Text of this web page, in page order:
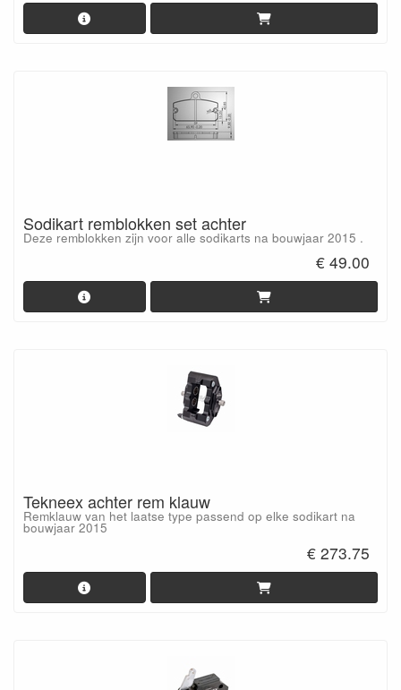
Sodikart remblokken set achter
Deze remblokken zijn voor alle sodikarts na bouwjaar 2015 .
€ 49.00
Tekneex achter rem klauw
Remklauw van het laatse type passend op elke sodikart na
bouwjaar 2015
€ 273.75